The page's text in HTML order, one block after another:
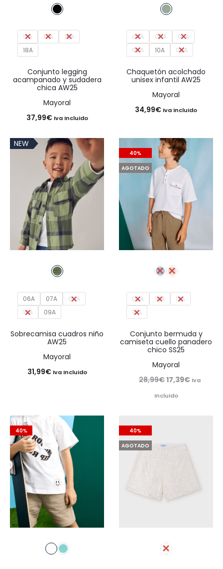
12A 14A
16A
18A
Conjunto legging
acampanado y sudadera
chica AW25
Mayoral
37,99€ Iva Incluido
04A 06A
07A
08A
10A 09A
Chaquetón acolchado
unisex infantil AW25
Mayoral
34,99€ Iva Incluido
NEW
06A 07A
08A
10A
09A
Sobrecamisa cuadros niño
AW25
Mayoral
31,99€ Iva Incluido
40%
AGOTADO
08A 10A
12A
14A
Conjunto bermuda y
camiseta cuello panadero
chico SS25
Mayoral
28,99€El
precio
17,39€ El
Iva
Incluido
40%
40%
AGOTADO